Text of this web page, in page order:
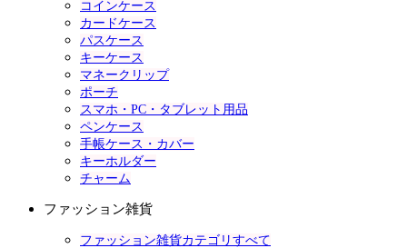
コインケース
カードケース
パスケース
キーケース
マネークリップ
ポーチ
スマホ・PC・タブレット用品
ペンケース
手帳ケース・カバー
キーホルダー
チャーム
ファッション雑貨
ファッション雑貨カテゴリすべて